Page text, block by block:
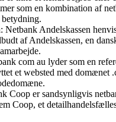
som en kombination af
Netbank Andelskassen
af Andelskassen, en
com au lyder som en
et websted med domænet
Coop er sandsynligvis
Coop, et